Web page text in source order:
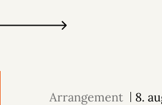
Arrangement 8.